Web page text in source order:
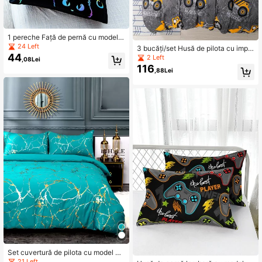
1 pereche Față de pernă cu model d
e pisică fără umplutură
24 Left
44 ,08Lei
Set cuvertură de pilota cu model de
3 bucăți/set Husă de pilota cu impri
mare din fibră de poliester pentru au
tomobile și vehicule de inginerie făr
ă umplutură
2 Left
116 ,88Lei